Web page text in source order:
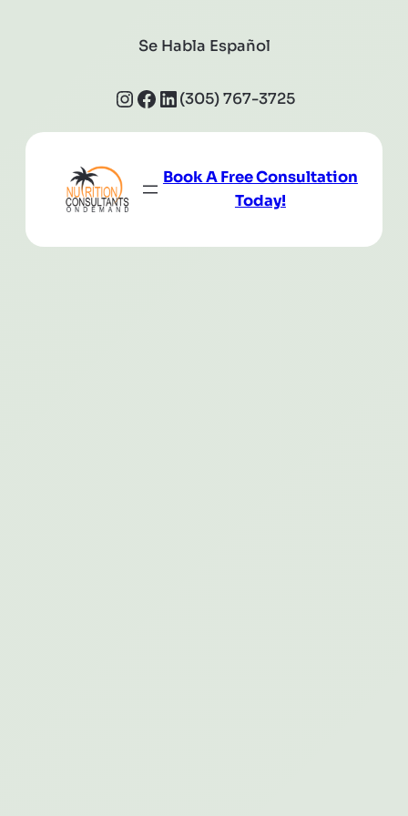
Se Habla Español
Instagram
Facebook
LinkedIn
(305) 767-3725
Book A Free Consultation
Today!